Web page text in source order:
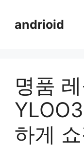
contentandrioid
명품
하게